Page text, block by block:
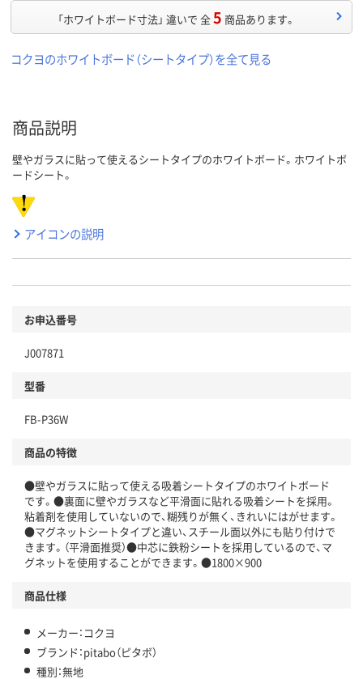
「ホワイトボード寸法」 違いで 全5 商品あります。
コクヨのホワイトボード（シートタイプ）を全て見る
商品説明
壁やガラスに貼って使えるシートタイプのホワイトボード。ホワイトボ
ードシート。
アイコンの説明
お申込番号
J007871
型番
FB-P36W
商品の特徴
●壁やガラスに貼って使える吸着シートタイプのホワイトボード
です。●裏面に壁やガラスなど平滑面に貼れる吸着シートを採用。
粘着剤を使用していないので、糊残りが無く、きれいにはがせます。
●マグネットシートタイプと違い、スチール面以外にも貼り付けで
きます。（平滑面推奨）●中芯に鉄粉シートを採用しているので、マ
グネットを使用することができます。●1800×900
商品仕様
メーカー：コクヨ
ブランド：pitabo（ピタボ）
種別：無地